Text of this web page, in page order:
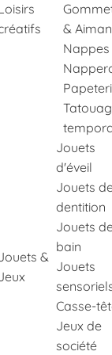
&
Nappes
&
Jouets
d'éveil
Jouets
dentition
Jouets
bain
Jouets
Casse-
Jeux de
société